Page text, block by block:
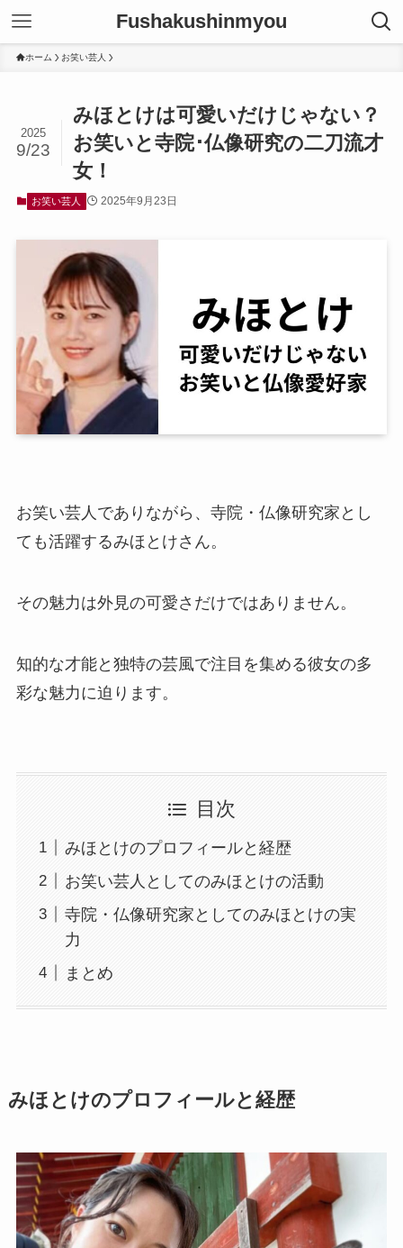
Fushakushinmyou
ホーム お笑い芸人
みほとけは可愛いだけじゃない？
お笑いと寺院･仏像研究の二刀流才
女！
2025
9/23
お笑い芸人 2025年9月23日
お笑い芸人でありながら、寺院・仏像研究家とし
ても活躍するみほとけさん。
その魅力は外見の可愛さだけではありません。
知的な才能と独特の芸風で注目を集める彼女の多
彩な魅力に迫ります。
目次
みほとけのプロフィールと経歴
お笑い芸人としてのみほとけの活動
寺院・仏像研究家としてのみほとけの実
力
まとめ
みほとけのプロフィールと経歴